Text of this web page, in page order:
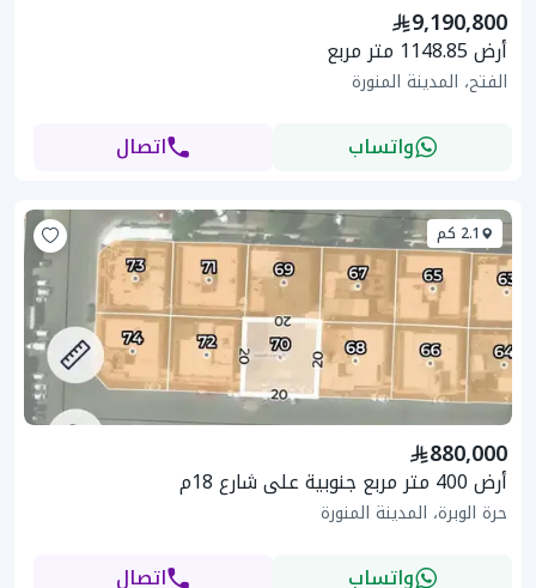
9,190,800
أرض 1148.85 متر مربع
الفتح، المدينة المنورة
واتساب اتصال
2.1 كم
880,000
أرض 400 متر مربع جنوبية على شارع 18م
حرة الوبرة، المدينة المنورة
واتساب اتصال